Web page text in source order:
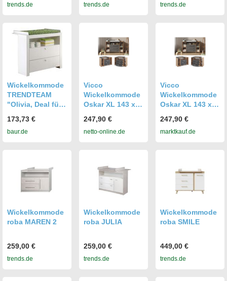
trends.de trends.de trends.de
Wickelkommode
TRENDTEAM
"Olivia, Deal für
weiß, B:96cm
H:111cm T:69cm,
173,73 €
baur.de
Vicco
Wickelkommode
Oskar XL 143 x
Anthrazit, inkl.
Wickelauflage
247,90 €
netto-online.de
Vicco
Wickelkommode
Oskar XL 143 x
Anthrazit, inkl.
Wickelauflage
247,90 €
marktkauf.de
Wickelkommode
roba MAREN 2
259,00 €
trends.de
Wickelkommode
roba JULIA
259,00 €
trends.de
Wickelkommode
roba SMILE
449,00 €
trends.de